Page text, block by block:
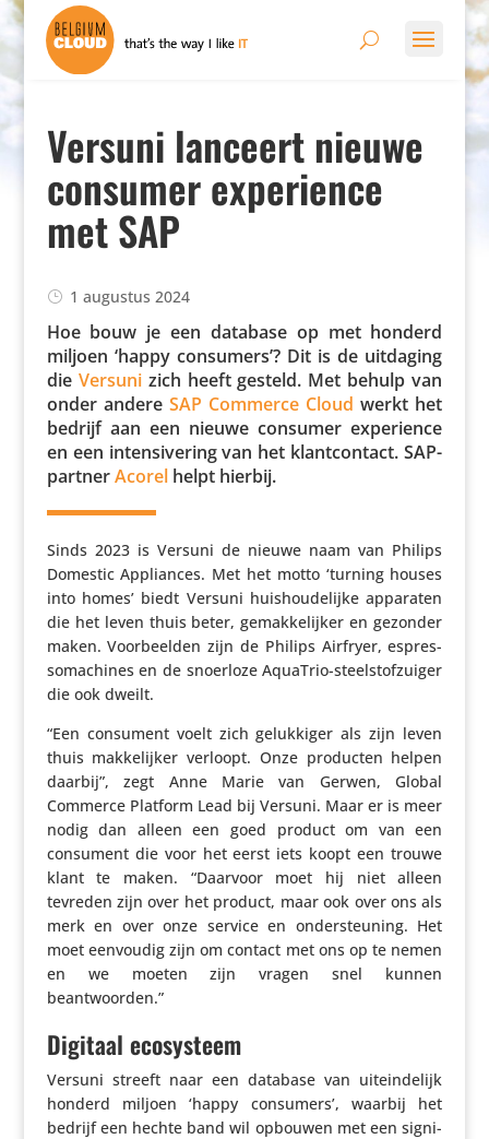
Versuni lanceert nieuwe
consumer experience
met SAP
1 augustus 2024
Hoe bouw je een database op met honderd
miljoen ‘happy consumers’? Dit is de uitdaging
die Versunizich heeft gesteld. Met behulp van
onder andere SAP Commerce Cloud werkt het
bedrijf aan een nieuwe consumer expe­rience
en een inten­si­ve­ring van het klant­con­tact. SAP-
partnerAcorelhelpt hierbij.
Sinds 2023 is Versuni de nieuwe naam van Philips
Domestic Appli­ances. Met het motto ‘turning houses
into homes’ biedt Versuni huis­hou­de­lijke apparaten
die het leven thuis beter, gemak­ke­lijker en gezonder
maken. Voor­beelden zijn de Philips Airfryer, espres­
so­ma­chines en de snoerloze AquaTrio-steel­stof­zuiger
die ook dweilt.
“Een consument voelt zich geluk­kiger als zijn leven
thuis makke­lijker verloopt. Onze producten helpen
daarbij”, zegt Anne Marie van Gerwen, Global
Commerce Platform Lead bij Versuni. Maar er is meer
nodig dan alleen een goed product om van een
consument die voor het eerst iets koopt een trouwe
klant te maken. “Daarvoor moet hij niet alleen
tevreden zijn over het product, maar ook over ons als
merk en over onze service en onder­steu­ning. Het
moet eenvoudig zijn om contact met ons op te nemen
en we moeten zijn vragen snel kunnen
beantwoorden.”
Digitaal ecosysteem
Versuni streeft naar een database van uitein­de­lijk
honderd miljoen ‘happy consumers’, waarbij het
bedrijf een hechte band wil opbouwen met een signi­